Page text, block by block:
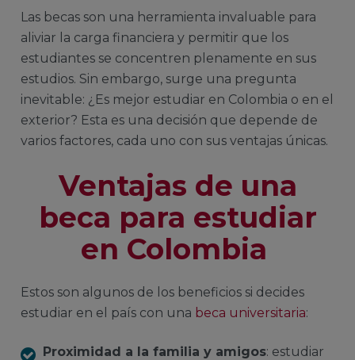
Las becas son una herramienta invaluable para
aliviar la carga financiera y permitir que los
estudiantes se concentren plenamente en sus
estudios. Sin embargo, surge una pregunta
inevitable: ¿Es mejor estudiar en Colombia o en el
exterior? Esta es una decisión que depende de
varios factores, cada uno con sus ventajas únicas.
Ventajas de una
beca para estudiar
en Colombia
Estos son algunos de los beneficios si decides
estudiar en el país con una beca universitaria:
Proximidad a la familia y amigos: estudiar